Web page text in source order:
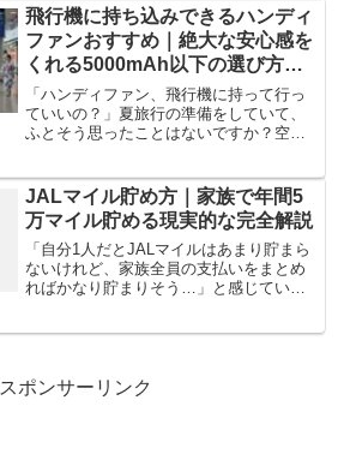
内容、手荷物ルール、予約変更条件な
ど、実際の旅行計画に役立つ比較ポイン
トを網羅。「安いだけ」ではない選び方
のコツや、知っておくと損しない予約テ
クニック、隠れコストを避けるための注
意点まで詳しく紹介。旅の目的や予算、
快適さの優先度に合わせた最適な航空会
社選びができるようになります。初めて
航空券選びの基礎知識として、ぜひ参考
にしてください。
飛行機に持ち込みできるハンディ
ファンおすすめ｜絶大な安心感を
くれる5000mAh以下の選び方と
国際線・LCC注意点
「ハンディファン、飛行機に持って行っ
ていいの？」夏旅行の準備をしていて、
ふとそう思ったことはないですか？空港
ら最悪ですよね。わたしも最初は同じ不
安を持っていました。ネット...
JALマイル貯め方｜家族で年間5
万マイル貯める現実的な完全解説
「自分1人だとJALマイルはあまり貯まら
ないけれど、家族全員の支払いをまとめ
ればかなり貯まりそう…」と感じている
スポンサーリンク